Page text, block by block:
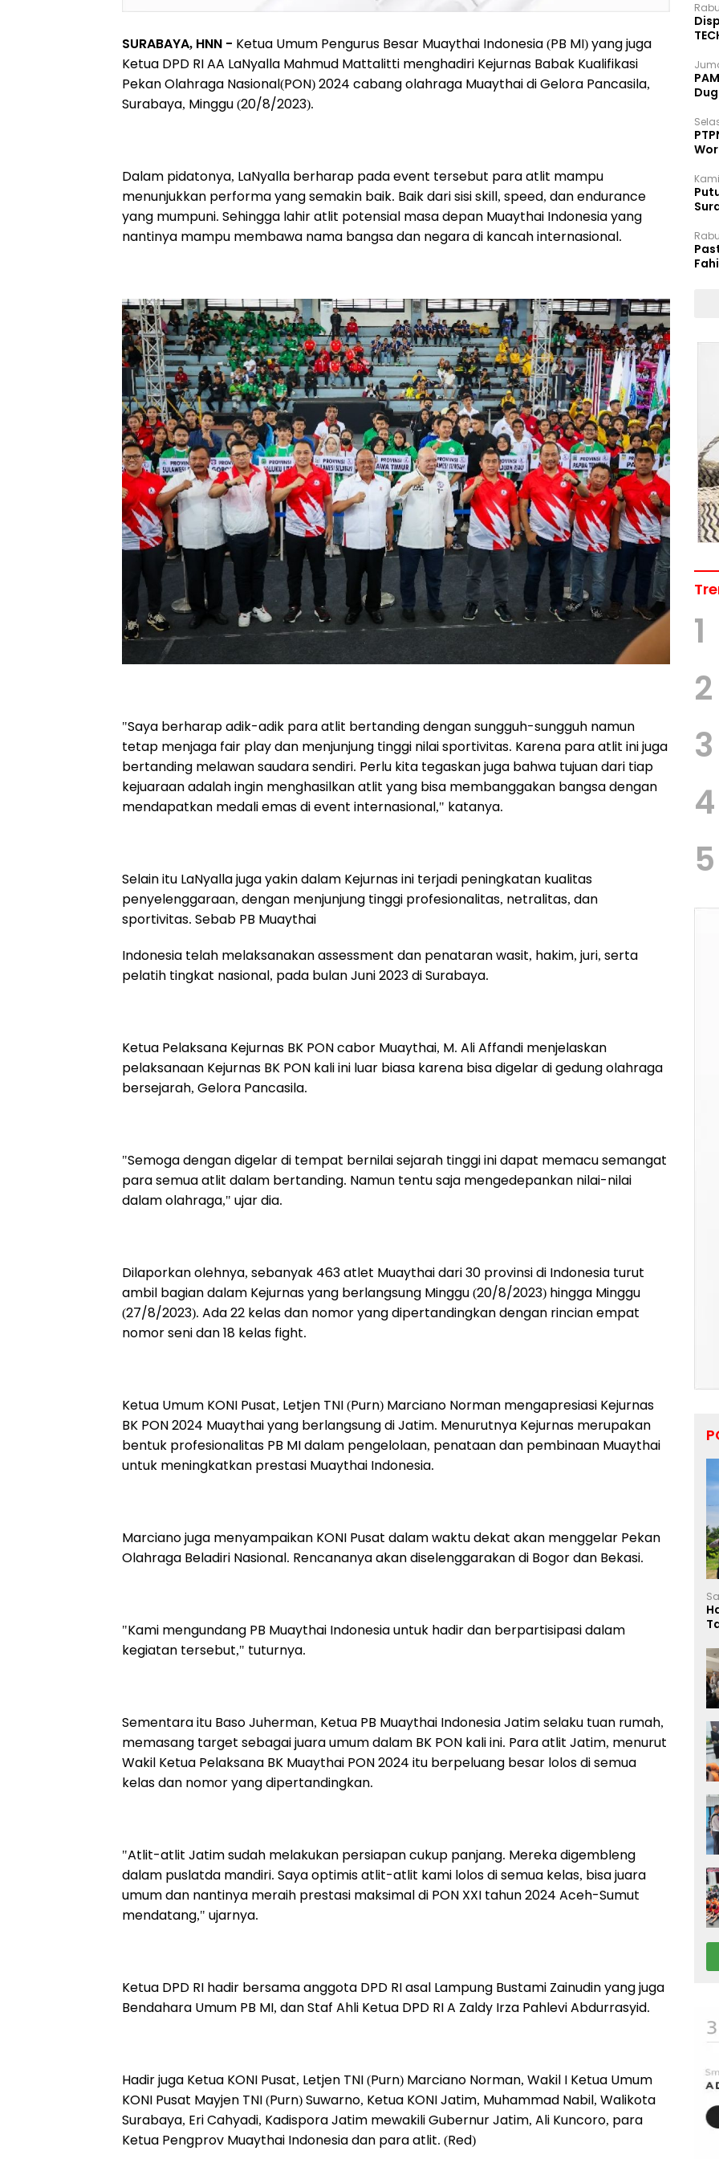
SURABAYA, HNN - Ketua Umum Pengurus Besar Muaythai Indonesia (PB MI) yang juga
Ketua DPD RI AA LaNyalla Mahmud Mattalitti menghadiri Kejurnas Babak Kualifikasi
Pekan Olahraga Nasional(PON) 2024 cabang olahraga Muaythai di Gelora Pancasila,
Surabaya, Minggu (20/8/2023).
Dalam pidatonya, LaNyalla berharap pada event tersebut para atlit mampu
menunjukkan performa yang semakin baik. Baik dari sisi skill, speed, dan endurance
yang mumpuni. Sehingga lahir atlit potensial masa depan Muaythai Indonesia yang
nantinya mampu membawa nama bangsa dan negara di kancah internasional.
"Saya berharap adik-adik para atlit bertanding dengan sungguh-sungguh namun
tetap menjaga fair play dan menjunjung tinggi nilai sportivitas. Karena para atlit ini juga
bertanding melawan saudara sendiri. Perlu kita tegaskan juga bahwa tujuan dari tiap
kejuaraan adalah ingin menghasilkan atlit yang bisa membanggakan bangsa dengan
mendapatkan medali emas di event internasional," katanya.
Selain itu LaNyalla juga yakin dalam Kejurnas ini terjadi peningkatan kualitas
penyelenggaraan, dengan menjunjung tinggi profesionalitas, netralitas, dan
sportivitas. Sebab PB Muaythai
Indonesia telah melaksanakan assessment dan penataran wasit, hakim, juri, serta
pelatih tingkat nasional, pada bulan Juni 2023 di Surabaya.
Ketua Pelaksana Kejurnas BK PON cabor Muaythai, M. Ali Affandi menjelaskan
pelaksanaan Kejurnas BK PON kali ini luar biasa karena bisa digelar di gedung olahraga
bersejarah, Gelora Pancasila.
"Semoga dengan digelar di tempat bernilai sejarah tinggi ini dapat memacu semangat
para semua atlit dalam bertanding. Namun tentu saja mengedepankan nilai-nilai
dalam olahraga," ujar dia.
Dilaporkan olehnya, sebanyak 463 atlet Muaythai dari 30 provinsi di Indonesia turut
ambil bagian dalam Kejurnas yang berlangsung Minggu (20/8/2023) hingga Minggu
(27/8/2023). Ada 22 kelas dan nomor yang dipertandingkan dengan rincian empat
nomor seni dan 18 kelas fight.
Ketua Umum KONI Pusat, Letjen TNI (Purn) Marciano Norman mengapresiasi Kejurnas
BK PON 2024 Muaythai yang berlangsung di Jatim. Menurutnya Kejurnas merupakan
bentuk profesionalitas PB MI dalam pengelolaan, penataan dan pembinaan Muaythai
untuk meningkatkan prestasi Muaythai Indonesia.
Marciano juga menyampaikan KONI Pusat dalam waktu dekat akan menggelar Pekan
Olahraga Beladiri Nasional. Rencananya akan diselenggarakan di Bogor dan Bekasi.
"Kami mengundang PB Muaythai Indonesia untuk hadir dan berpartisipasi dalam
kegiatan tersebut," tuturnya.
Sementara itu Baso Juherman, Ketua PB Muaythai Indonesia Jatim selaku tuan rumah,
memasang target sebagai juara umum dalam BK PON kali ini. Para atlit Jatim, menurut
Wakil Ketua Pelaksana BK Muaythai PON 2024 itu berpeluang besar lolos di semua
kelas dan nomor yang dipertandingkan.
"Atlit-atlit Jatim sudah melakukan persiapan cukup panjang. Mereka digembleng
dalam puslatda mandiri. Saya optimis atlit-atlit kami lolos di semua kelas, bisa juara
umum dan nantinya meraih prestasi maksimal di PON XXI tahun 2024 Aceh-Sumut
mendatang," ujarnya.
Ketua DPD RI hadir bersama anggota DPD RI asal Lampung Bustami Zainudin yang juga
Bendahara Umum PB MI, dan Staf Ahli Ketua DPD RI A Zaldy Irza Pahlevi Abdurrasyid.
Hadir juga Ketua KONI Pusat, Letjen TNI (Purn) Marciano Norman, Wakil I Ketua Umum
KONI Pusat Mayjen TNI (Purn) Suwarno, Ketua KONI Jatim, Muhammad Nabil, Walikota
Surabaya, Eri Cahyadi, Kadispora Jatim mewakili Gubernur Jatim, Ali Kuncoro, para
Ketua Pengprov Muaythai Indonesia dan para atlit. (Red)
1
2
3
4
5